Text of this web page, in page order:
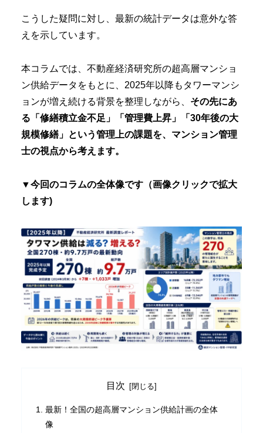
こうした疑問に対し、最新の統計データは意外な答
えを示しています。
本コラムでは、不動産経済研究所の超高層マンショ
ン供給データをもとに、2025年以降もタワーマンシ
ョンが増え続ける背景を整理しながら、 その先にあ
る「修繕積立金不足」「管理費上昇」「30年後の大
規模修繕」という管理上の課題を、マンション管理
士の視点から考えます。
▼今回のコラムの全体像です（画像クリックで拡大
します)
目次
最新！全国の超高層マンション供給計画の全体
像